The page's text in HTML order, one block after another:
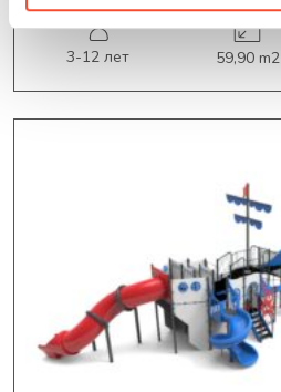
3-12 лет 59,90 m2